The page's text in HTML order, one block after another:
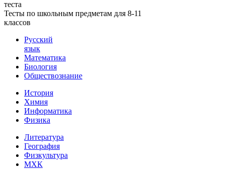
теста
Тесты по школьным предметам для 8-11
классов
Русский
язык
Математика
Биология
Обществознание
История
Химия
Информатика
Физика
Литература
География
Физкультура
МХК